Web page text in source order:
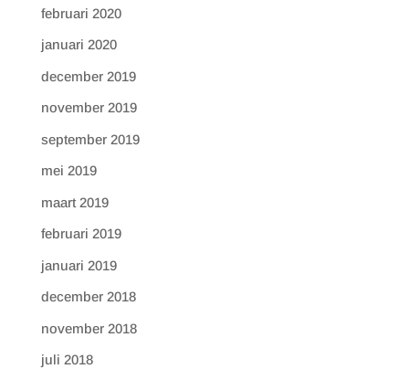
februari 2020
januari 2020
december 2019
november 2019
september 2019
mei 2019
maart 2019
februari 2019
januari 2019
december 2018
november 2018
juli 2018